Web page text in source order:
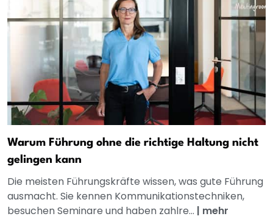
Warum Führung ohne die richtige Haltung nicht
gelingen kann
Die meisten Führungskräfte wissen, was gute Führung
ausmacht. Sie kennen Kommunikationstechniken,
besuchen Seminare und haben zahlre... | mehr